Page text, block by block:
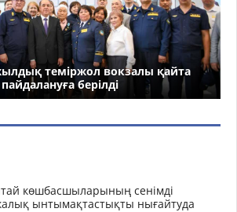
теміржол вокзалы қайта
берілді
көшбасшыларының сенімді
ынтымақтастықты нығайтуда